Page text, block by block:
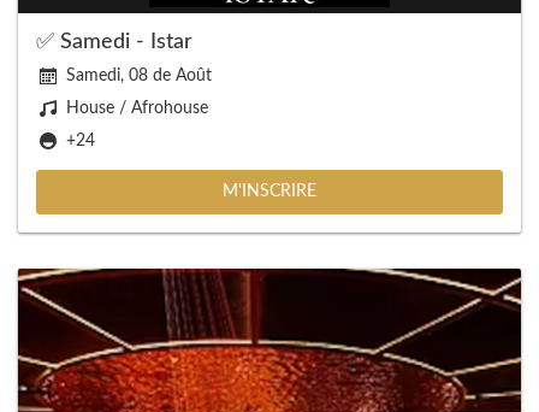
✅ Samedi - Istar
Samedi, 08 de Août
House / Afrohouse
+24
M'INSCRIRE